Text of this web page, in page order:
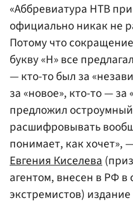
«Аббревиатура НТВ
официально никак не
Потому что
букву «Н» все
— кто-то был за
за «новое», кто-то —
предложил
расшифровывать
понимает, как хочет»,
Евгения Киселева
агентом, внесен в РФ в
экстремистов)